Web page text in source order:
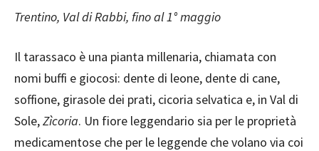
Trentino, Val di Rabbi, fino al 1° maggio
Il tarassaco è una pianta millenaria, chiamata con
nomi buffi e giocosi: dente di leone, dente di cane,
soffione, girasole dei prati, cicoria selvatica e, in Val di
Sole,Zìcoria. Un fiore leggendario sia per le proprietà
medicamentose che per le leggende che volano via coi